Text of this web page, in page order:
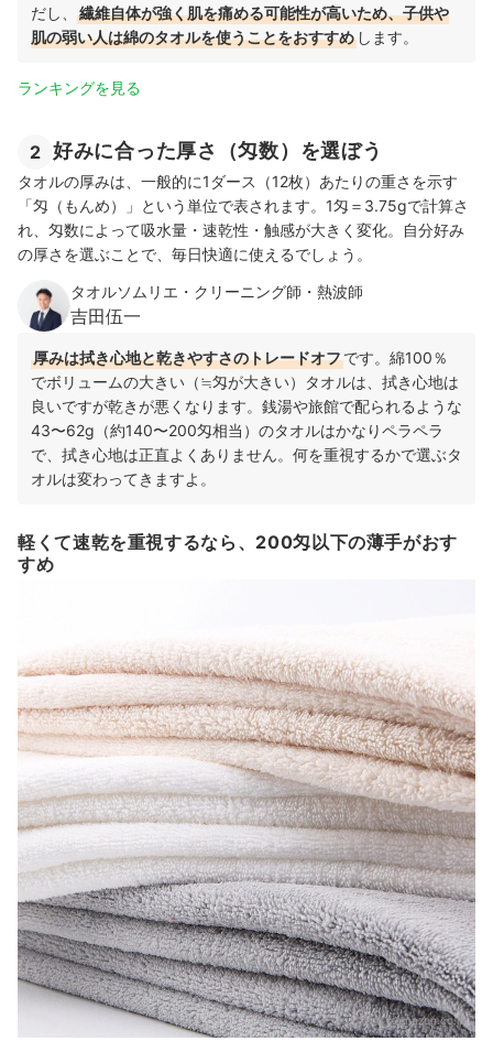
だし、
繊維自体が強く肌を痛める可能性が高いため、子供や
肌の弱い人は綿のタオルを使うことをおすすめ します。
ランキングを見る
2 好みに合った厚さ（匁数）を選ぼう
タオルの厚みは、一般的に1ダース（12枚）あたりの重さを示す
「匁（もんめ）」という単位で表されます。1匁＝3.75gで計算さ
れ、匁数によって吸水量・速乾性・触感が大きく変化。自分好み
の厚さを選ぶことで、毎日快適に使えるでしょう。
タオルソムリエ・クリーニング師・熱波師
吉田伍一
厚みは拭き心地と乾きやすさのトレードオフです。綿100％
でボリュームの大きい（≒匁が大きい）タオルは、拭き心地は
良いですが乾きが悪くなります。銭湯や旅館で配られるような
43〜62g（約140〜200匁相当）のタオルはかなりペラペラ
で、拭き心地は正直よくありません。何を重視するかで選ぶタ
オルは変わってきますよ。
軽くて速乾を重視するなら、200匁以下の薄手がおす
すめ
出典：amazon.co.jp